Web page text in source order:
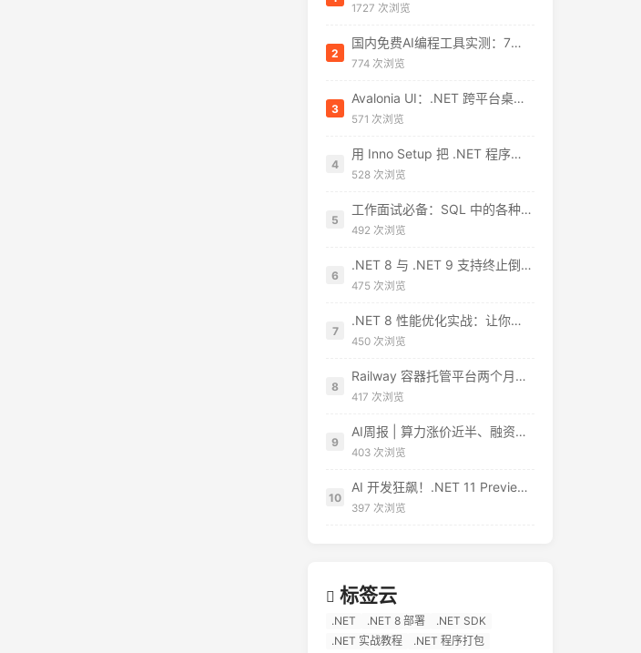
1727 次浏览
2
国内免费AI编程工具实测：7款无需翻墙、开箱即用的选择（附2026年7月最新额度）
774 次浏览
3
Avalonia UI：.NET 跨平台桌面开发的“真香”选择
571 次浏览
4
用 Inno Setup 把 .NET 程序打包成安装包：从零到发布的完整指南
528 次浏览
5
工作面试必备：SQL 中的各种连接 JOIN 区别总结
492 次浏览
6
.NET 8 与 .NET 9 支持终止倒计时：开发者需要了解什么
475 次浏览
7
.NET 8 性能优化实战：让你的应用起飞
450 次浏览
8
Railway 容器托管平台两个月真实体验：值不值得用？
417 次浏览
9
AI周报 | 算力涨价近半、融资965亿、AI开始像真人员工
403 次浏览
10
AI 开发狂飙！.NET 11 Preview 4 原生集成向量搜索 + MCP 模板，EF Core 直接对标 RAG 应用
397 次浏览
标签云
.NET .NET 8 部署
.NET SDK
.NET 实战教程
.NET 程序打包